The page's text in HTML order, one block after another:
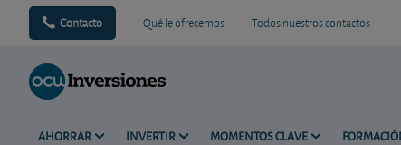
Contacto Qué le ofrecemos Todos nuestros contactos
AHORRAR INVERTIR MOMENTOS CLAVE